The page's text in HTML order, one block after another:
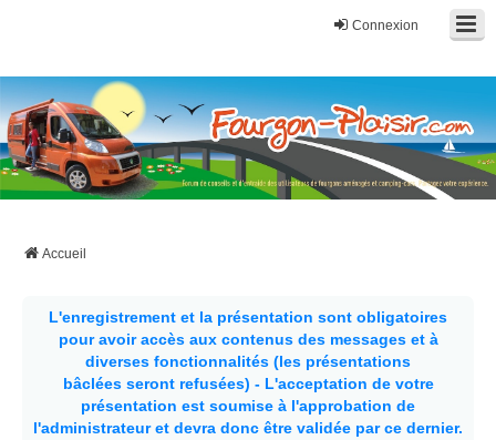
Connexion
Fourgon-plaisir.com
Forum de conseils et d'entraide des utilisateurs de fourgons, fourgons
aménagés, vans et de camping-car. Partagez votre expérience.
Accueil
L'enregistrement et la présentation sont obligatoires
pour avoir accès aux contenus des messages et à
diverses fonctionnalités (les présentations
bâclées seront refusées) - L'acceptation de votre
présentation est soumise à l'approbation de
l'administrateur et devra donc être validée par ce dernier.